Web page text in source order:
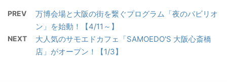
PREV
万博会場と大阪の街を繋ぐプログラム「夜のパビリオ
ン」を始動！【4/11～】
NEXT
大人気のサモエドカフェ「SAMOEDO'S 大阪心斎橋
店」がオープン！【1/3】